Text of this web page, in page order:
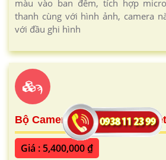
màu vào ban đêm, tích hợp
thanh cùng với hình ảnh, camera
với đầu ghi hình
ϡ
Bộ Camera IP WiFi Quay
Giá : 5,400,000 ₫